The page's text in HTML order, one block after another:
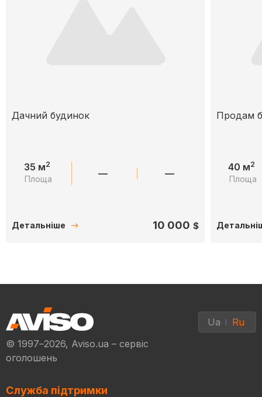
Дачний будинок
35 м2
Площа — —
Детальніше 10 000 $
Продам
40 м2
Площа
© 1997–2026, Aviso.ua – сервіс
оголошень
Ua Ru
Служба підтримки